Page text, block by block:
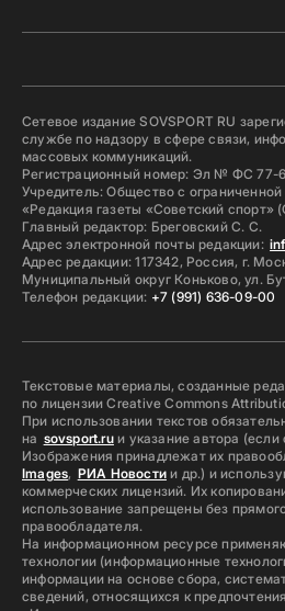
Сетевое издание SOVSPORT RU
службе по надзору в сфере связи,
массовых коммуникаций.
Регистрационный номер: Эл № ФС 77-
Учредитель: Общество с
«Редакция газеты «Советский спорт»
Главный редактор: Бреговский С. С.
Адрес электронной почты редакции:
Адрес редакции: 117342, Россия, г.
Муниципальный округ Коньково, ул.
Телефон редакции: +7 (991) 636-09-00
Текстовые материалы, созданные
по лицензии Creative Commons
При использовании текстов
на sovsport.ruи указание автора (если
Изображения принадлежат их
Images, РИА Новостии др.) и
коммерческих лицензий. Их
использование запрещены без
правообладателя.
На информационном ресурсе
технологии (информационные
информации на основе сбора,
сведений, относящихся к